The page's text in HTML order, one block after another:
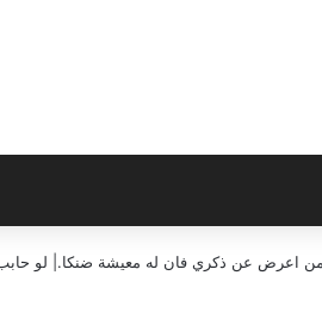
اعرض عن ذكري فان له معيشة ضنكا.| لو